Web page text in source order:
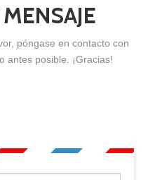
póngase en contacto con
antes posible. ¡Gracias!